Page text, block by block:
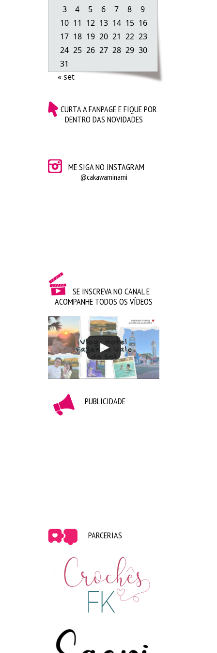
Hello Kitty – O stand estava lindo e cheio de coisas
legais. Tinha foto revelada na hora, roleta de
3
4 5 6 7 8
9
10 11 12 13 14 15 16
17 18 19 20 21 22 23
24 25 26 27 28 29 30
31
« set
CURTA A FANPAGE E FIQUE POR
DENTRO DAS NOVIDADES
ME SIGA NO INSTAGRAM
@cakawaminami
SE INSCREVA NO CANAL E
ACOMPANHE TODOS OS VÍDEOS
PUBLICIDADE
PARCERIAS